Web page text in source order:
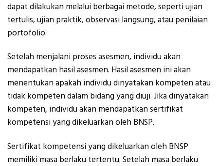
dapat dilakukan melalui berbagai metode, seperti ujian
tertulis, ujian praktik, observasi langsung, atau penilaian
portofolio.
Setelah menjalani proses asesmen, individu akan
mendapatkan hasil asesmen. Hasil asesmen ini akan
menentukan apakah individu dinyatakan kompeten atau
tidak kompeten dalam bidang yang diuji. Jika dinyatakan
kompeten, individu akan mendapatkan sertifikat
kompetensi yang dikeluarkan oleh BNSP.
Sertifikat kompetensi yang dikeluarkan oleh BNSP
memiliki masa berlaku tertentu. Setelah masa berlaku